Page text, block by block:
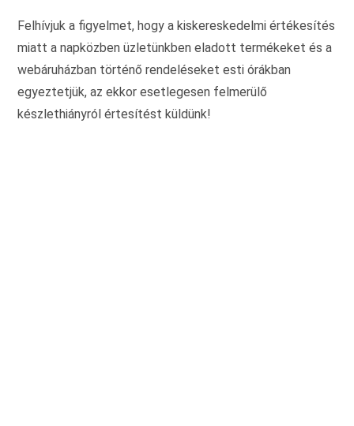
Felhívjuk a figyelmet, hogy a kiskereskedelmi értékesítés
miatt a napközben üzletünkben eladott termékeket és a
webáruházban történő rendeléseket esti órákban
egyeztetjük, az ekkor esetlegesen felmerülő
készlethiányról értesítést küldünk!